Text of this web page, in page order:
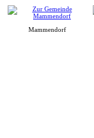
Mammendorf